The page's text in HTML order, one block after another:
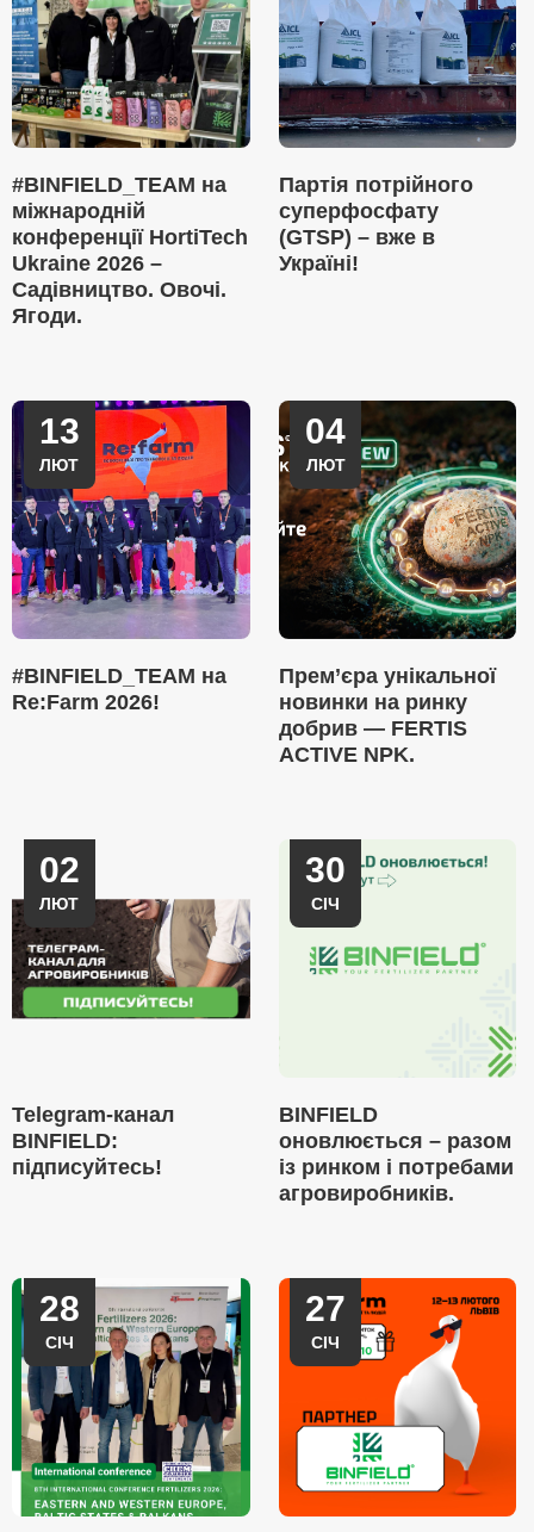
#BINFIELD_TEAM на
міжнародній
конференції HortiTech
Ukraine 2026 –
Садівництво. Овочі.
Ягоди.
Партія потрійного
суперфосфату
(GTSP) – вже в
Україні!
13
ЛЮТ
#BINFIELD_TEAM на
Re:Farm 2026!
04
ЛЮТ
Прем’єра унікальної
новинки на ринку
добрив — FERTIS
ACTIVE NPK.
02
ЛЮТ
Telegram-канал
BINFIELD:
підписуйтесь!
30
СІЧ
BINFIELD
оновлюється – разом
із ринком і потребами
агровиробників.
28
СІЧ
27
СІЧ